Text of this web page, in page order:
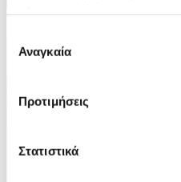
των υπηρεσιών τους.
συγκατάθεσης
Αναγκαία
Προτιμήσεις
Στατιστικά